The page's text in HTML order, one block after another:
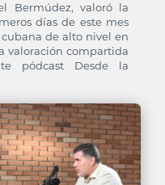
Bermúdez, valoró la
días de este mes
de alto nivel en
valoración compartida
pódcast Desde la